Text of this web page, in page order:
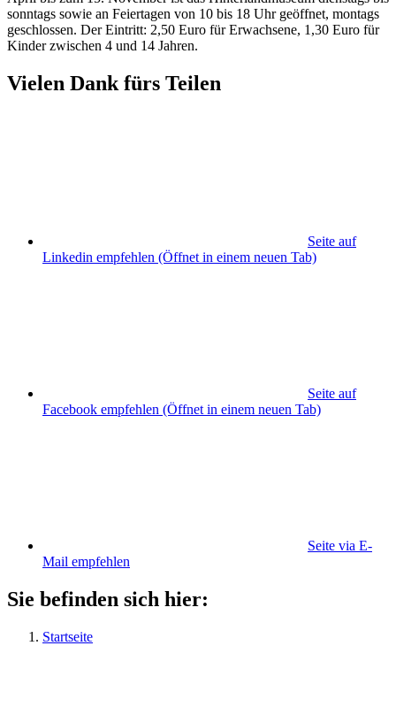
sonntags sowie an Feiertagen von 10 bis 18 Uhr geöffnet, montags
geschlossen. Der Eintritt: 2,50 Euro für Erwachsene, 1,30 Euro für
Kinder zwischen 4 und 14 Jahren.
Vielen Dank fürs Teilen
Seite auf
Linkedin empfehlen (Öffnet in einem neuen Tab)
Seite auf
Facebook empfehlen (Öffnet in einem neuen Tab)
Seite via E-
Mail empfehlen
Sie befinden sich hier:
Startseite